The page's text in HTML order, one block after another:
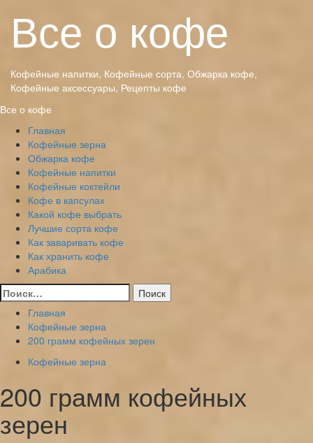
содержимому
Все о кофе
Кофейные напитки, Кофейные сорта, Обжарка кофе,
Кофейные аксессуары, Рецепты кофе
Основное
Все о кофе
Главная
Кофейные зерна
Обжарка кофе
Кофейные напитки
Кофейные коктейли
Кофе в капсулах
Какой кофе выбрать
Лучшие сорта кофе
Как заваривать кофе
Как хранить кофе
Арабика
Найти:
Главная
Кофейные зерна
200 грамм кофейных зерен
Кофейные зерна
200 грамм кофейных
зерен